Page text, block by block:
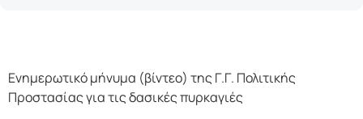
Ενημερωτικό μήνυμα (βίντεο) της Γ.Γ. Πολιτικής
Προστασίας για τις δασικές πυρκαγιές